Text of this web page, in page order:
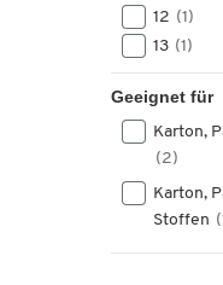
12 (1)
13 (1)
Geeignet für
Karton,
(2)
Karton,
Stoffen